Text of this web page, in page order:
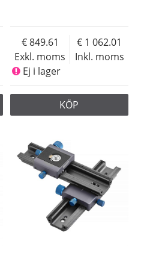
Exkl. moms
849.61
Inkl. moms
1 062.01
Ej i lager
KÖP